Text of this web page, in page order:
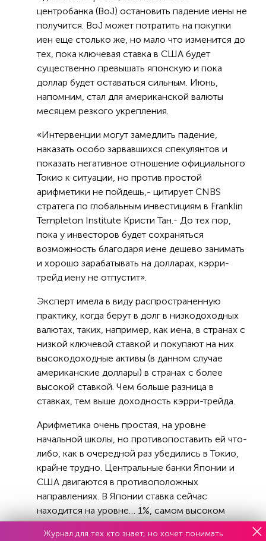
центробанка (BoJ) остановить падение иены не
получится. BoJ может потратить на покупки
иен еще столько же, но мало что изменится до
тех, пока ключевая ставка в США будет
существенно превышать японскую и пока
доллар будет оставаться сильным. Июнь,
напомним, стал для американской валюты
месяцем резкого укрепления.
«Интервенции могут замедлить падение,
наказать особо зарвавшихся спекулянтов и
показать негативное отношение официального
Токио к ситуации, но против простой
арифметики не пойдешь,- цитирует CNBS
стратега по глобальным инвестициям в Franklin
Templeton Institute Кристи Тан.- До тех пор,
пока у инвесторов будет сохраняться
возможность благодаря иене дешево занимать
и хорошо зарабатывать на долларах, кэрри-
трейд иену не отпустит».
Эксперт имела в виду распространенную
практику, когда берут в долг в низкодоходных
валютах, таких, например, как иена, в странах с
низкой ключевой ставкой и покупают на них
высокодоходные активы (в данном случае
американские доллары) в странах с более
высокой ставкой. Чем больше разница в
ставках, тем выше доходность кэрри-трейда.
Арифметика очень простая, на уровне
начальной школы, но противопоставить ей что-
либо, как в очередной раз убедились в Токио,
крайне трудно. Центральные банки Японии и
США двигаются в противоположных
направлениях. В Японии ставка сейчас
находится на уровне… 1%, самом высоком
уровне после 1995 года. Причем, последний
Журнал для тех кто знает, но хочет понимать